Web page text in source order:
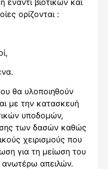
βιοτικών και
ορίζονται :
θα υλοποιηθούν
με την κατασκευή
υποδομών,
των δασών καθώς
χειρισμούς που
για τη μείωση του
ανωτέρω απειλών.